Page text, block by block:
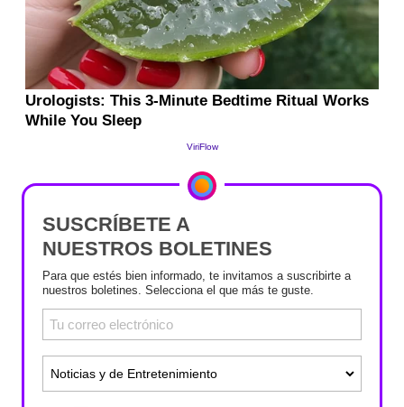
SUSCRÍBETE A
NUESTROS BOLETINES
Para que estés bien informado, te invitamos a suscribirte a
nuestros boletines. Selecciona el que más te guste.